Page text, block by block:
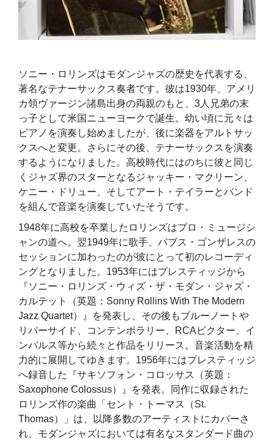
ソニー・ロリンズはモダンジャズの歴史を代表する、
著名なテナーサックス奏者です。彼は1930年、アメリ
カ領ヴァージン諸島出身の両親のもと、3人兄弟の末
っ子として米国ニューヨークで誕生。幼い頃に元々は
ピアノを演奏し始めましたが、後に楽器をアルトサッ
クスへと変更。さらにその後、テナーサックスを演奏
するようになりました。高校時代にはのちに彼と同じ
くジャズ界のスターとなるジャッキー・マクリーン、
ケニー・ドリュー、そしてアート・テイラーとバンド
を組んで音楽を演奏していたそうです。
1948年に高校を卒業したロリンズはプロ・ミュージシ
ャンの道へ。翌1949年に歌手、バブス・ゴンザレスの
セッションに加わったのが彼にとって初のレコーディ
ングとなりました。1953年にはプレスティッジから
『ソニー・ロリンズ・ウィズ・ザ・モダン・ジャズ・
カルテット（英題：Sonny Rollins With The Modern
Jazz Quartet）』を発表し、その後もブルーノートや
リバーサイド、コンテンポラリー、RCAビクター、イ
ンパルス等から続々と作品をリリース。音楽活動を精
力的に展開してゆきます。1956年にはプレスティッジ
へ録音した『サキソフォン・コロッサス（英題：
Saxophone Colossus）』を発表。同作に収録された
ロリンズ作の楽曲「セント・トーマス（St.
Thomas）」は、以降多数のアーティストにカバーさ
れ、モダンジャズにおいては有名なスタンダード曲の